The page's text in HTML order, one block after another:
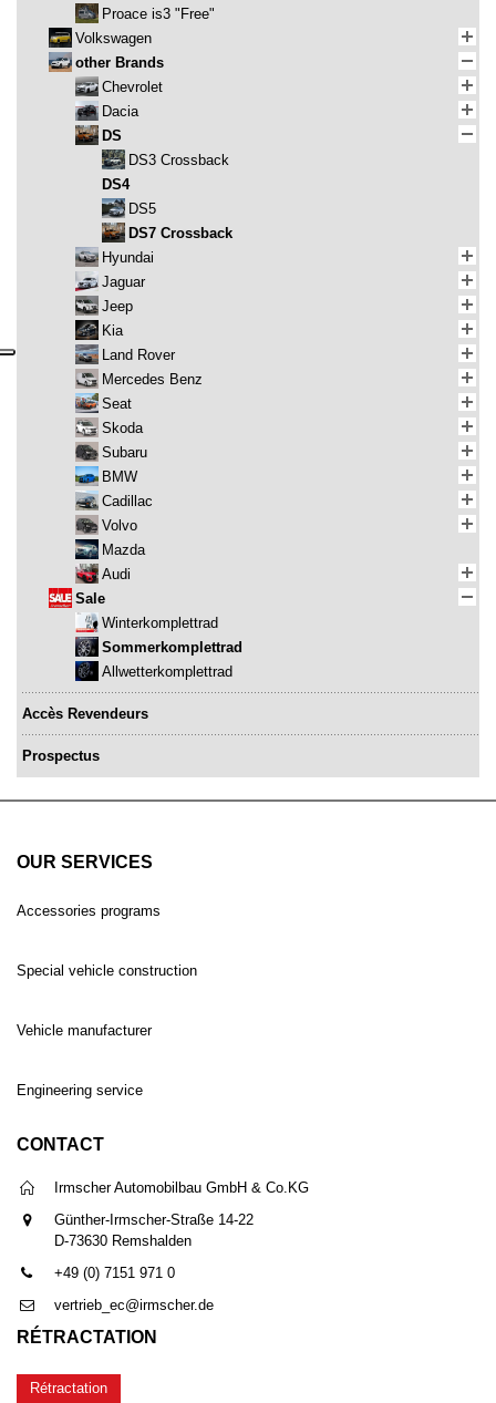
Proace is3 "Free"
Volkswagen
other Brands
Chevrolet
Dacia
DS
DS3 Crossback
DS4
DS5
DS7 Crossback
Hyundai
Jaguar
Jeep
Kia
Land Rover
Mercedes Benz
Seat
Skoda
Subaru
BMW
Cadillac
Volvo
Mazda
Audi
Sale
Winterkomplettrad
Sommerkomplettrad
Allwetterkomplettrad
Accès Revendeurs
Prospectus
OUR SERVICES
Accessories programs
Special vehicle construction
Vehicle manufacturer
Engineering service
CONTACT
Irmscher Automobilbau GmbH & Co.KG
Günther-Irmscher-Straße 14-22
D-73630 Remshalden
+49 (0) 7151 971 0
vertrieb_ec@irmscher.de
RÉTRACTATION
Rétractation